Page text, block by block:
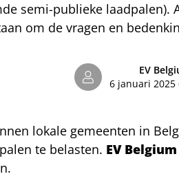
semi-publieke
om de vragen en
EV
6 januari 2025
lokale gemeenten in
te belasten. EV